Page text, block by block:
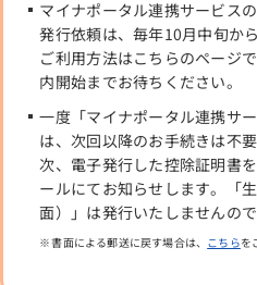
マイナポータル連携サービス
発行依頼は、毎年10月中旬か
ご利用方法はこちらのページ
内開始までお待ちください。
一度「マイナポータル連携サ
は、次回以降のお手続きは不
次、電子発行した控除証明書
ールにてお知らせします。「
面）」は発行いたしませんの
書面による郵送に戻す場合は、 こちらを